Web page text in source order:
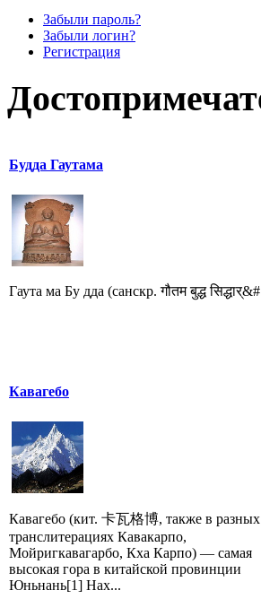
Забыли пароль?
Забыли логин?
Регистрация
Будда Гаутама
Гаута ма Бу дда (санскр. गौतम बुद्ध
Кавагебо
Кавагебо (кит. 卡瓦格博, также в разных
транслитерациях Кавакарпо,
Мойригкавагарбо, Кха Карпо) — самая
высокая гора в китайской провинции
Юньнань[1] Нах...